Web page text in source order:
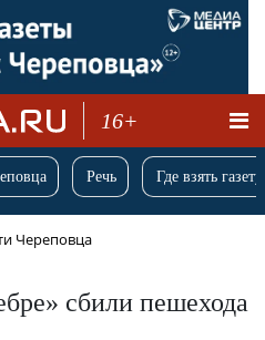
16+
Речь Где взять
Череповца
сбили пешехода